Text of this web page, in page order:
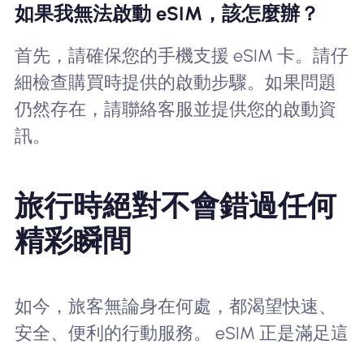
如果我無法啟動 eSIM，該怎麼辦？
首先，請確保您的手機支援 eSIM 卡。請仔
細檢查購買時提供的啟動步驟。如果問題
仍然存在，請聯絡客服並提供您的啟動資
訊。
旅行時絕對不會錯過任何
精彩瞬間
如今，旅客無論身在何處，都渴望快速、
安全、便利的行動服務。 eSIM 正是滿足這